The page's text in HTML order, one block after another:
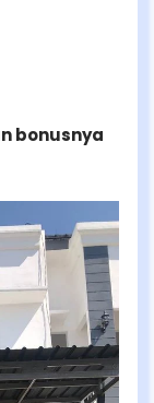
bonusnya